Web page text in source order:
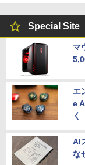
Special Site
マ
エ
e
く
AI
な